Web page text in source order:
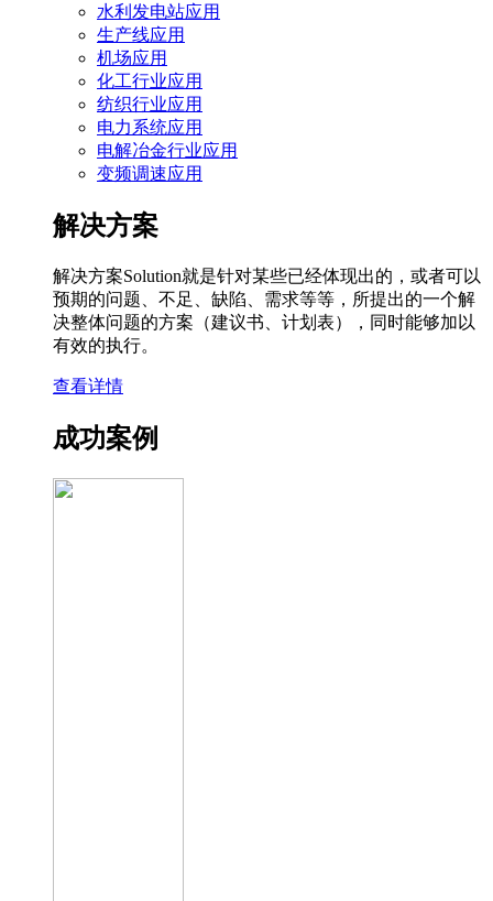
水利发电站应用
生产线应用
机场应用
化工行业应用
纺织行业应用
电力系统应用
电解冶金行业应用
变频调速应用
解决方案
解决方案Solution就是针对某些已经体现出的，或者可以
预期的问题、不足、缺陷、需求等等，所提出的一个解
决整体问题的方案（建议书、计划表），同时能够加以
有效的执行。
查看详情
成功案例